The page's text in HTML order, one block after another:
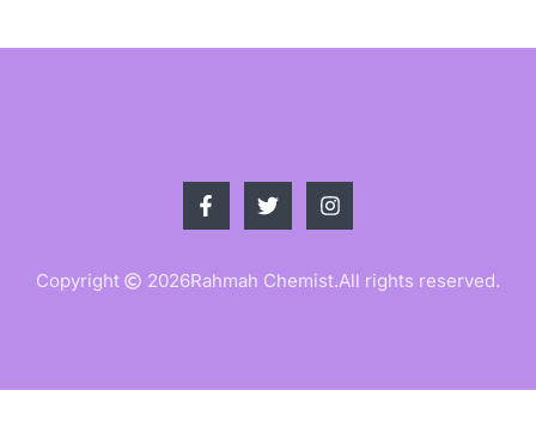
Copyright 2026Rahmah Chemist.All rights reserved.